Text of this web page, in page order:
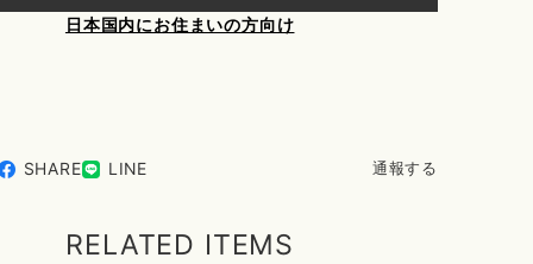
日本国内にお住まいの方向け
SHARE LINE 通報する
RELATED ITEMS